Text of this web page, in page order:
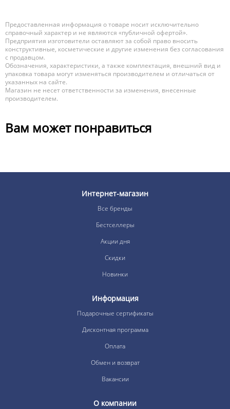
Предоставленная информация о товаре носит исключительно
справочный характер и не являются «публичной офертой».
Предприятия изготовители оставляют за собой право вносить
конструктивные, косметические и другие изменения без согласования
с продавцом.
Обозначения, характеристики, а также комплектация, внешний вид и
упаковка товара могут изменяться производителем и отличаться от
указанных на сайте.
Магазин не несет ответственности за изменения, внесенные
производителем.
Вам может понравиться
Интернет-магазин
Все бренды
Бестселлеры
Акции дня
Скидки
Новинки
Информация
Подарочные сертификаты
Дисконтная программа
Оплата
Обмен и возврат
Вакансии
О компании